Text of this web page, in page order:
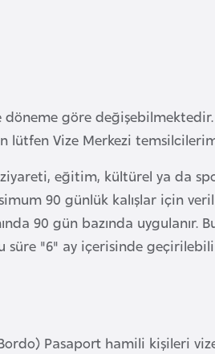
göre
lütfen Vize Merkezi
eğitim, kültürel ya da
90 günlük kalışlar için
90 gün bazında uygulanır.
bu süre "6" ay içerisinde
Pasaport hamili kişileri